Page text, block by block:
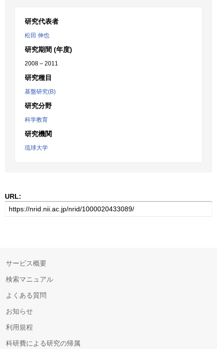
研究代表者
松田 伸也
研究期間 (年度)
2008 – 2011
研究種目
基盤研究(B)
研究分野
科学教育
研究機関
琉球大学
URL:
サービス概要
検索マニュアル
よくある質問
お知らせ
利用規程
科研費による研究の帰属